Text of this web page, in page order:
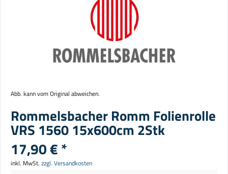
Abb. kann vom Original abweichen.
Rommelsbacher Romm Folienrolle
VRS 1560 15x600cm 2Stk
17,90 € *
inkl. MwSt. zzgl. Versandkosten